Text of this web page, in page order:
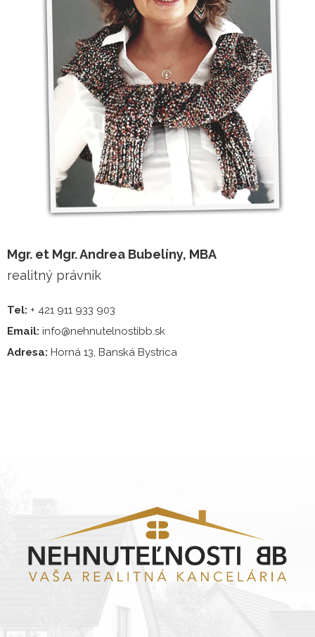
Mgr. et Mgr. Andrea Bubelíny, MBA
realitný právnik
Tel: + 421 911 933 903
Email: info@nehnutelnostibb.sk
Adresa: Horná 13, Banská Bystrica